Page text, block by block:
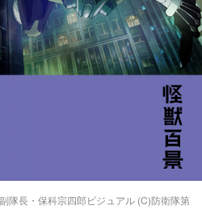
隊長・保科宗四郎ビジュアル (C)防衛隊第